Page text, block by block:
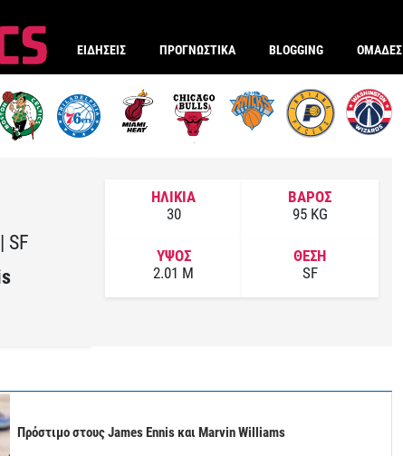
ΕΙΔΗΣΕΙΣ ΠΡΟΓΝΩΣΤΙΚΑ BLOGGING ΟΜΑΔΕΣ
SF
ΗΛΙΚΙΑ
30
ΒΑΡΟΣ
95 KG
ΥΨΟΣ
2.01 M
ΘΕΣΗ
SF
Πρόστιμο στους James Ennis και Marvin Williams